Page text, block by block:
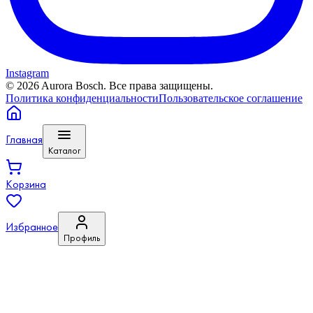
Instagram
© 2026 Aurora Bosch. Все права защищены.
Политика конфиденциальностиПользовательское соглашение
Главная
Каталог
Корзина
Избранное
Профиль